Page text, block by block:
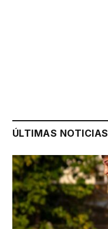
ÚLTIMAS NOTICIAS